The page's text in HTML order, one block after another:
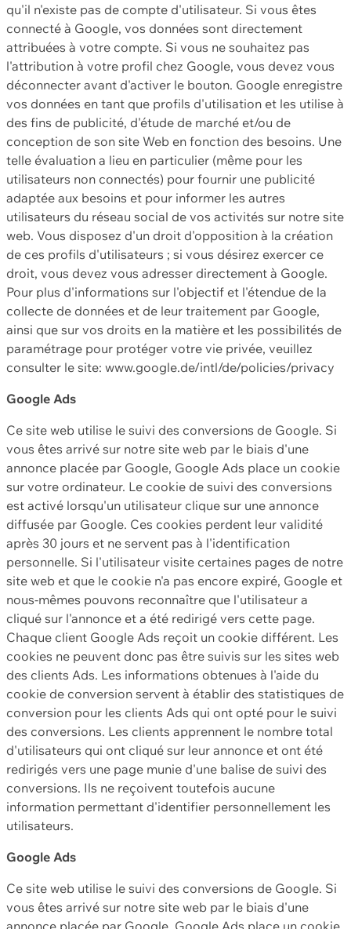
qu'il n'existe pas de compte d'utilisateur. Si vous êtes
connecté à Google, vos données sont directement
attribuées à votre compte. Si vous ne souhaitez pas
l'attribution à votre profil chez Google, vous devez vous
déconnecter avant d'activer le bouton. Google enregistre
vos données en tant que profils d'utilisation et les utilise à
des fins de publicité, d'étude de marché et/ou de
conception de son site Web en fonction des besoins. Une
telle évaluation a lieu en particulier (même pour les
utilisateurs non connectés) pour fournir une publicité
adaptée aux besoins et pour informer les autres
utilisateurs du réseau social de vos activités sur notre site
web. Vous disposez d'un droit d'opposition à la création
de ces profils d'utilisateurs ; si vous désirez exercer ce
droit, vous devez vous adresser directement à Google.
Pour plus d'informations sur l'objectif et l'étendue de la
collecte de données et de leur traitement par Google,
ainsi que sur vos droits en la matière et les possibilités de
paramétrage pour protéger votre vie privée, veuillez
consulter le site: www.google.de/intl/de/policies/privacy
Google Ads
Ce site web utilise le suivi des conversions de Google. Si
vous êtes arrivé sur notre site web par le biais d'une
annonce placée par Google, Google Ads place un cookie
sur votre ordinateur. Le cookie de suivi des conversions
est activé lorsqu'un utilisateur clique sur une annonce
diffusée par Google. Ces cookies perdent leur validité
après 30 jours et ne servent pas à l'identification
personnelle. Si l'utilisateur visite certaines pages de notre
site web et que le cookie n'a pas encore expiré, Google et
nous-mêmes pouvons reconnaître que l'utilisateur a
cliqué sur l'annonce et a été redirigé vers cette page.
Chaque client Google Ads reçoit un cookie différent. Les
cookies ne peuvent donc pas être suivis sur les sites web
des clients Ads. Les informations obtenues à l'aide du
cookie de conversion servent à établir des statistiques de
conversion pour les clients Ads qui ont opté pour le suivi
des conversions. Les clients apprennent le nombre total
d'utilisateurs qui ont cliqué sur leur annonce et ont été
redirigés vers une page munie d'une balise de suivi des
conversions. Ils ne reçoivent toutefois aucune
information permettant d'identifier personnellement les
utilisateurs.
Google Ads
Ce site web utilise le suivi des conversions de Google. Si
vous êtes arrivé sur notre site web par le biais d'une